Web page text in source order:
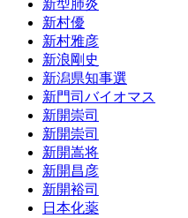
新型肺炎
新村優
新村雅彦
新浪剛史
新潟県知事選
新門司バイオマス
新開崇司
新開崇司
新開嵩将
新開昌彦
新開裕司
日本化薬